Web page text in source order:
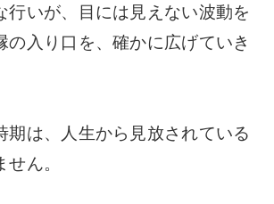
行いが、目には見えない波動を
の入り口を、確かに広げていき
期は、人生から見放されている
ん。